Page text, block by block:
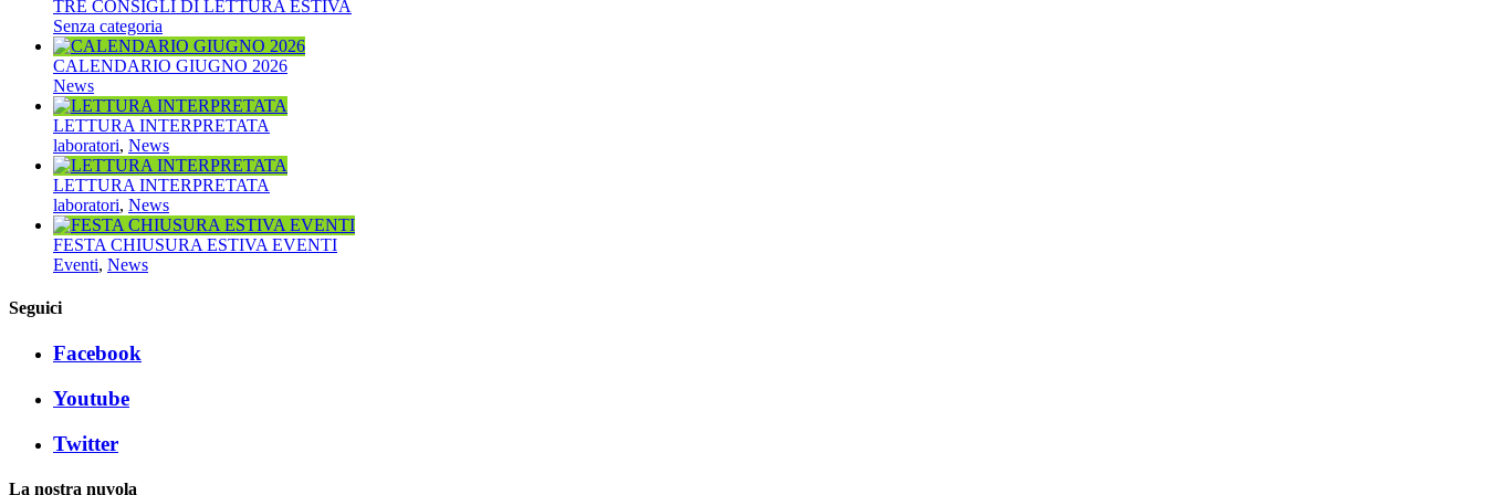
TRE CONSIGLI DI LETTURA ESTIVA
Senza categoria
CALENDARIO GIUGNO 2026
News
LETTURA INTERPRETATA
laboratori, News
LETTURA INTERPRETATA
laboratori, News
FESTA CHIUSURA ESTIVA EVENTI
Eventi, News
Seguici
Facebook
Youtube
Twitter
La nostra nuvola